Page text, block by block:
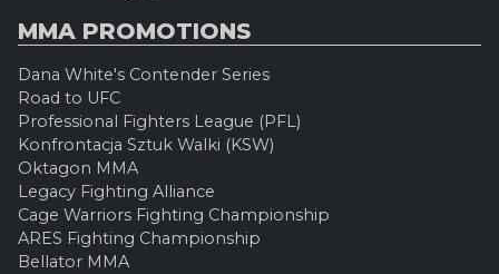
MMA PROMOTIONS
Dana White's Contender Series
Road to UFC
Professional Fighters League (PFL)
Konfrontacja Sztuk Walki (KSW)
Oktagon MMA
Legacy Fighting Alliance
Cage Warriors Fighting Championship
ARES Fighting Championship
Bellator MMA